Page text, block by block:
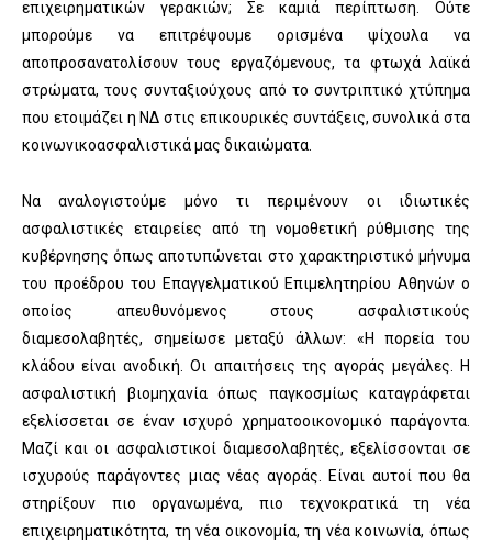
επιχειρηματικών γερακιών; Σε καμιά περίπτωση. Ούτε
μπορούμε να επιτρέψουμε ορισμένα ψίχουλα να
αποπροσανατολίσουν τους εργαζόμενους, τα φτωχά λαϊκά
στρώματα, τους συνταξιούχους από το συντριπτικό χτύπημα
που ετοιμάζει η ΝΔ στις επικουρικές συντάξεις, συνολικά στα
κοινωνικοασφαλιστικά μας δικαιώματα.
Να αναλογιστούμε μόνο τι περιμένουν οι ιδιωτικές
ασφαλιστικές εταιρείες από τη νομοθετική ρύθμισης της
κυβέρνησης όπως αποτυπώνεται στο χαρακτηριστικό μήνυμα
του προέδρου του Επαγγελματικού Επιμελητηρίου Αθηνών ο
οποίος απευθυνόμενος στους ασφαλιστικούς
διαμεσολαβητές, σημείωσε μεταξύ άλλων: «Η πορεία του
κλάδου είναι ανοδική. Οι απαιτήσεις της αγοράς μεγάλες. Η
ασφαλιστική βιομηχανία όπως παγκοσμίως καταγράφεται
εξελίσσεται σε έναν ισχυρό χρηματοοικονομικό παράγοντα.
Μαζί και οι ασφαλιστικοί διαμεσολαβητές, εξελίσσονται σε
ισχυρούς παράγοντες μιας νέας αγοράς. Είναι αυτοί που θα
στηρίξουν πιο οργανωμένα, πιο τεχνοκρατικά τη νέα
επιχειρηματικότητα, τη νέα οικονομία, τη νέα κοινωνία, όπως